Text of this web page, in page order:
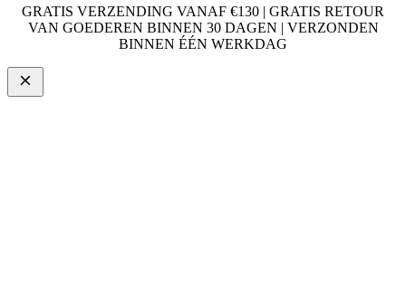
GRATIS VERZENDING VANAF €130 | GRATIS RETOUR
VAN GOEDEREN BINNEN 30 DAGEN | VERZONDEN
BINNEN ÉÉN WERKDAG